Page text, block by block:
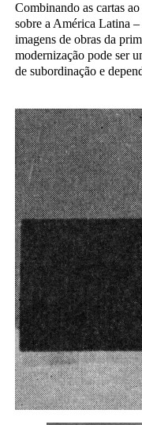
Combinando as cartas
sobre a América Latina
imagens de obras da
modernização pode ser
de subordinação e